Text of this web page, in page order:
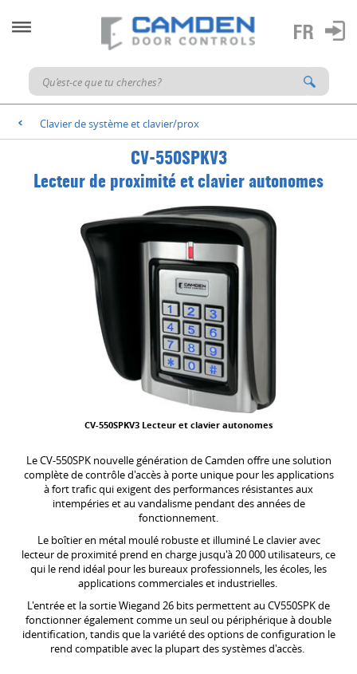
< Clavier de système et clavier/prox
CV-550SPKV3
Lecteur de proximité et clavier autonomes
CV-550SPKV3 Lecteur et clavier autonomes
Le CV-550SPK nouvelle génération de Camden offre une solution
complète de contrôle d'accès à porte unique pour les applications
à fort trafic qui exigent des performances résistantes aux
intempéries et au vandalisme pendant des années de
fonctionnement.
Le boîtier en métal moulé robuste et illuminé Le clavier avec
lecteur de proximité prend en charge jusqu'à 20 000 utilisateurs, ce
qui le rend idéal pour les bureaux professionnels, les écoles, les
applications commerciales et industrielles.
L'entrée et la sortie Wiegand 26 bits permettent au CV550SPK de
fonctionner également comme un seul ou périphérique à double
identification, tandis que la variété des options de configuration le
rend compatible avec la plupart des systèmes d'accès.